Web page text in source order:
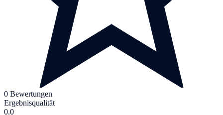
0 Bewertungen
Ergebnisqualität
0.0